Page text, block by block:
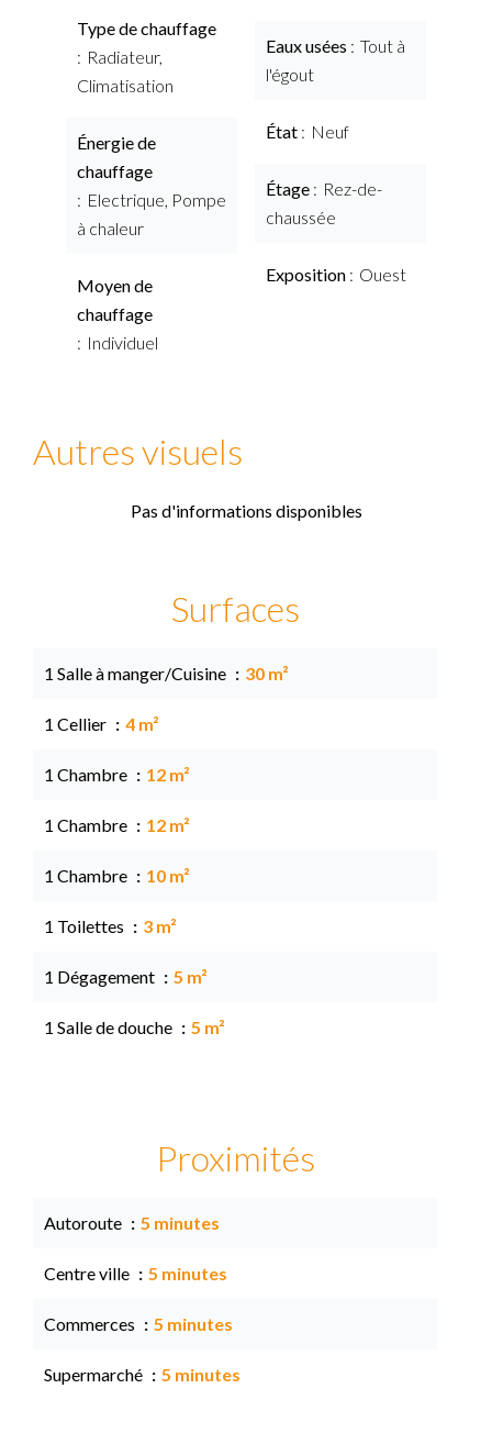
Type de chauffage
Radiateur,
Climatisation
Énergie de
chauffage
Electrique, Pompe
à chaleur
Moyen de
chauffage
Individuel
Eaux usées
Tout à
l'égout
État Neuf
Étage
Rez-de-
chaussée
Exposition Ouest
Autres visuels
Pas d'informations disponibles
Surfaces
1 Salle à manger/Cuisine 30 m²
1 Cellier 4 m²
1 Chambre 12 m²
1 Chambre 12 m²
1 Chambre 10 m²
1 Toilettes 3 m²
1 Dégagement 5 m²
1 Salle de douche 5 m²
Proximités
Autoroute 5 minutes
Centre ville 5 minutes
Commerces 5 minutes
Supermarché 5 minutes